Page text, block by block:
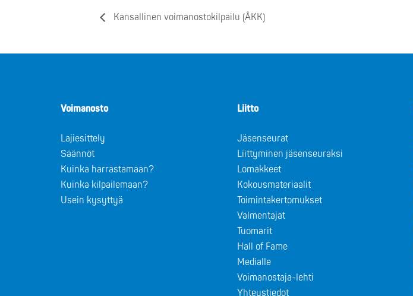
Kansallinen voimanostokilpailu (ÅKK)
Voimanosto
Lajiesittely
Säännöt
Kuinka harrastamaan?
Kuinka kilpailemaan?
Usein kysyttyä
Liitto
Jäsenseurat
Liittyminen jäsenseuraksi
Lomakkeet
Kokousmateriaalit
Toimintakertomukset
Valmentajat
Tuomarit
Hall of Fame
Medialle
Voimanostaja-lehti
Yhteystiedot